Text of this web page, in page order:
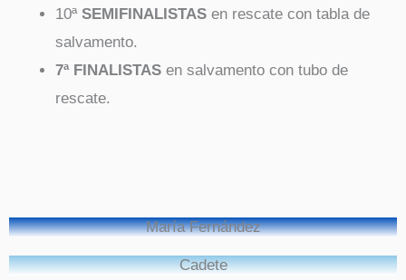
10ª SEMIFINALISTAS en rescate con tabla de
salvamento.
7ª FINALISTAS en salvamento con tubo de
rescate.
María Fernández
Cadete